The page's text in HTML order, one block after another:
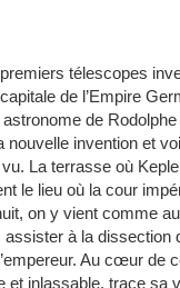
télescopes
de l’Empire
de
nouvelle invention et
La terrasse où
le lieu où la cour
on y vient comme
à la dissection
Au cœur de
et inlassable, trace sa